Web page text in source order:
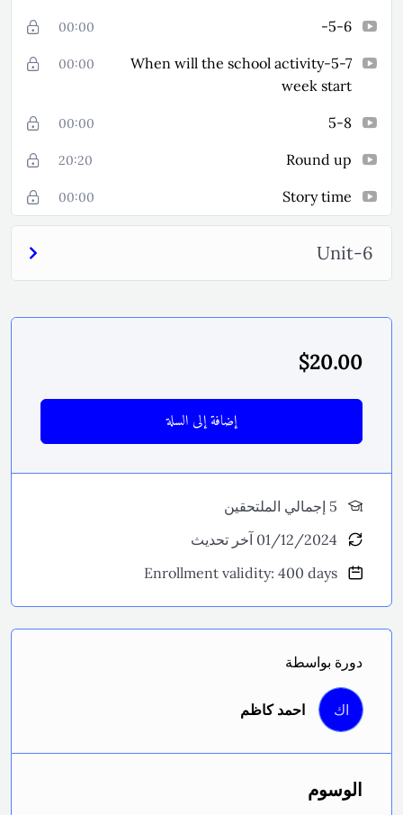
5-6-
00:00
5-7-When will the school activity
week start
00:00
5-8
00:00
Round up
20:20
Story time
00:00
Unit-6
$20.00
إضافة إلى السلة
5 إجمالي الملتحقين
01/12/2024 آخر تحديث
Enrollment validity: 400 days
دورة بواسطة
اك احمد كاظم
الوسوم